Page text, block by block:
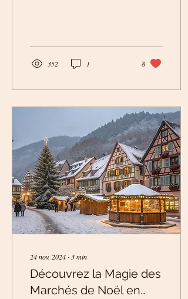
352 1 8
24 nov. 2024 ∙ 3min
Découvrez la Magie des
Marchés de Noël en